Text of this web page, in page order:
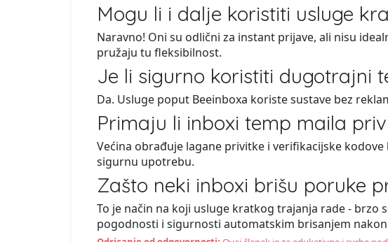
Mogu li i dalje koristiti usluge
Naravno! Oni su odlični za instant prijave, ali nisu
pružaju tu fleksibilnost.
Je li sigurno koristiti dugotrajni
Da. Usluge poput Beeinboxa koriste sustave bez
Primaju li inboxi temp maila
Većina obrađuje lagane privitke i verifikacijske
sigurnu upotrebu.
Zašto neki inboxi brišu poruke
To je način na koji usluge kratkog trajanja rade -
pogodnosti i sigurnosti automatskim brisanjem nakon